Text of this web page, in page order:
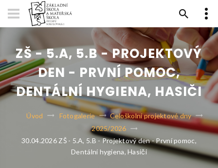
ZŠ - 5.A, 5.B - PROJEKTOVÝ
DEN - PRVNÍ POMOC,
DENTÁLNÍ HYGIENA, HASIČI
Úvod Fotogalerie
Celoškolní projektové dny
2025/2026
30.04.2026 ZŠ - 5.A, 5.B - Projektový den - První pomoc,
Dentální hygiena, Hasiči